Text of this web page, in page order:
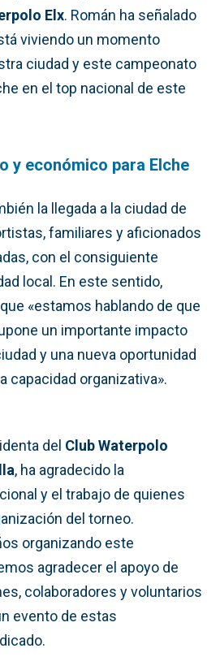
Elx. Román ha señalado
viviendo un momento
ciudad y este campeonato
en el top nacional de este
y económico para Elche
la llegada a la ciudad de
familiares y aficionados
con el consiguiente
local. En este sentido,
«estamos hablando de que
un importante impacto
y una nueva oportunidad
capacidad organizativa».
del Club Waterpolo
, ha agradecido la
y el trabajo de quienes
del torneo.
organizando este
agradecer el apoyo de
colaboradores y voluntarios
evento de estas